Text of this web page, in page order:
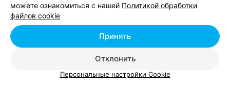
Добавить компанию
Добавить специалиста
можете ознакомиться с нашей Политикой обработки
файлов cookie
Отклонить
Принять
Персональные настройки Cookie